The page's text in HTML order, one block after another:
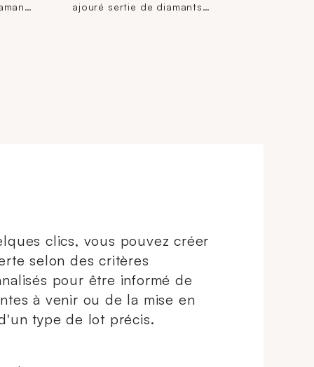
ajouré sertie de diamants
clics, vous pouvez créer
selon des critères
pour être informé de
à venir ou de la mise en
type de lot précis.